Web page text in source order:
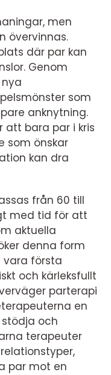
men
övervinnas.
där par kan
Genom
som
anknytning.
att bara par i kris
som önskar
kan dra
från 60 till
med tid för att
aktuella
denna form
vara första
och kärleksfullt
parterapi
en
och
terapeuter
par mot en